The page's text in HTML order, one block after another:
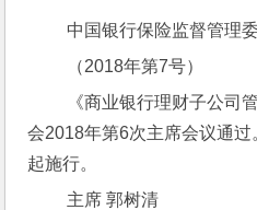
中国银行保险监督管理
（2018年第7号）
会2018年第6次主席会议通过
起施行。
主席 郭树清